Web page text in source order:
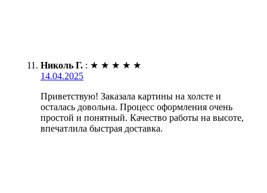
Николь Г. : ★ ★ ★ ★ ★
14.04.2025
Приветствую! Заказала картины на холсте и
осталась довольна. Процесс оформления очень
простой и понятный. Качество работы на высоте,
впечатлила быстрая доставка.